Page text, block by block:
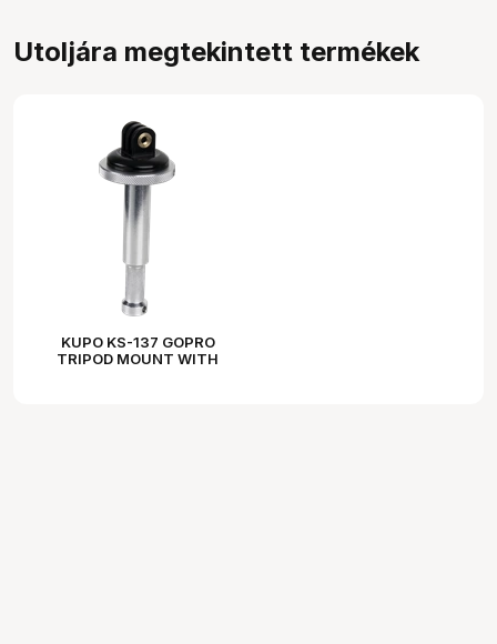
Utoljára megtekintett termékek
KUPO KS-137 GOPRO
TRIPOD MOUNT WITH